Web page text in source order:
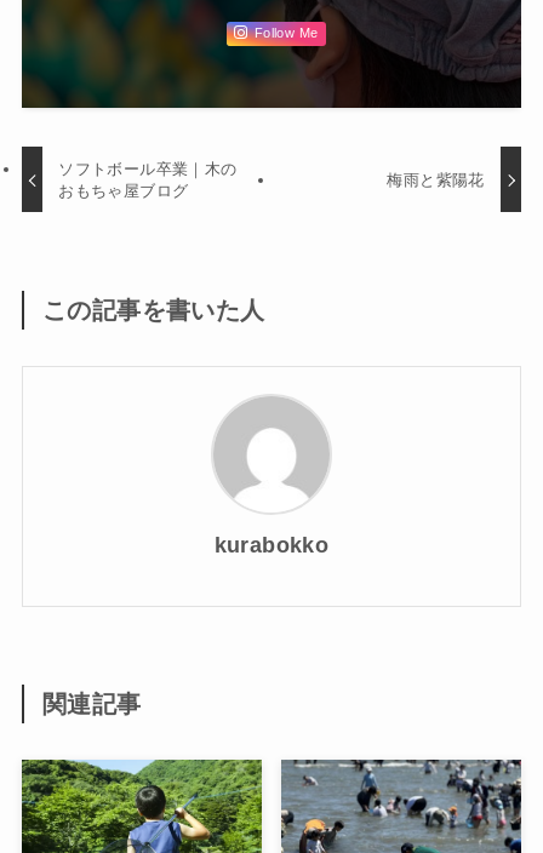
Follow Me
ソフトボール卒業｜木の
おもちゃ屋ブログ
梅雨と紫陽花
この記事を書いた人
kurabokko
関連記事